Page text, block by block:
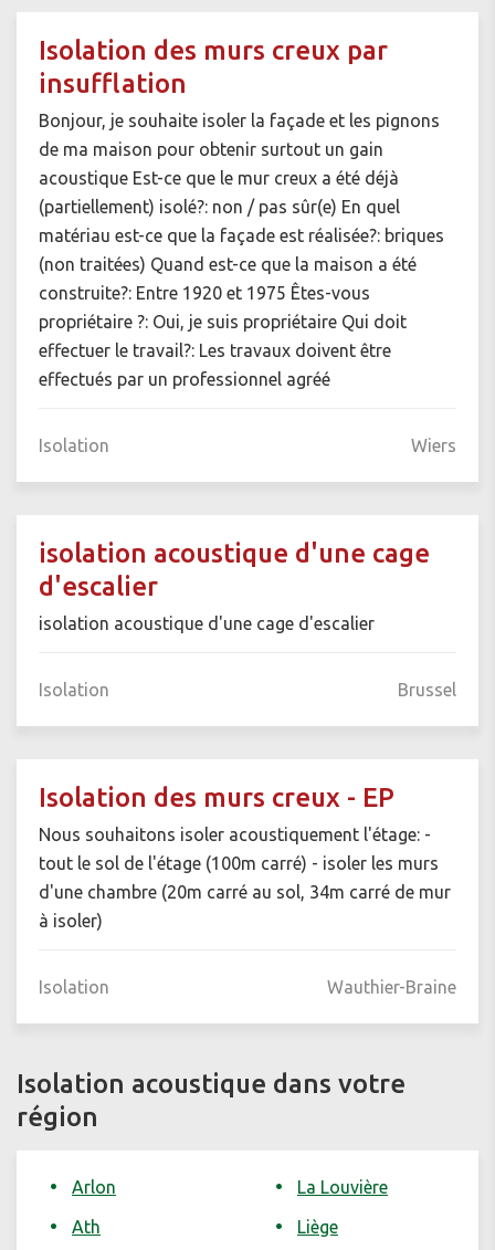
Isolation des murs creux par
insufflation
Bonjour, je souhaite isoler la façade et les pignons
de ma maison pour obtenir surtout un gain
acoustique Est-ce que le mur creux a été déjà
(partiellement) isolé?: non / pas sûr(e) En quel
matériau est-ce que la façade est réalisée?: briques
(non traitées) Quand est-ce que la maison a été
construite?: Entre 1920 et 1975 Êtes-vous
propriétaire ?: Oui, je suis propriétaire Qui doit
effectuer le travail?: Les travaux doivent être
effectués par un professionnel agréé
Isolation Wiers
isolation acoustique d'une cage
d'escalier
isolation acoustique d'une cage d'escalier
Isolation Brussel
Isolation des murs creux - EP
Nous souhaitons isoler acoustiquement l'étage: -
tout le sol de l'étage (100m carré) - isoler les murs
d'une chambre (20m carré au sol, 34m carré de mur
à isoler)
Isolation Wauthier-Braine
Isolation acoustique dans votre
région
Arlon
Ath
La Louvière
Liège